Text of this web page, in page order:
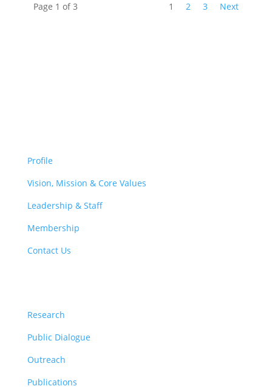
Page 1 of 3 1 2 3 Next
Profile
Vision, Mission & Core Values
Leadership & Staff
Membership
Contact Us
Research
Public Dialogue
Outreach
Publications